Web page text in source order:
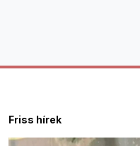
Friss hírek